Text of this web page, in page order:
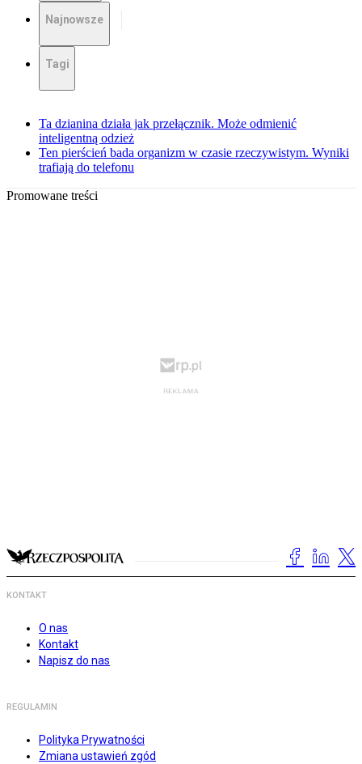
Najnowsze
Tagi
Ta dzianina działa jak przełącznik. Może odmienić
inteligentną odzież
Ten pierścień bada organizm w czasie rzeczywistym. Wyniki
trafiają do telefonu
Promowane treści
KONTAKT
O nas
Kontakt
Napisz do nas
REGULAMIN
Polityka Prywatności
Zmiana ustawień zgód